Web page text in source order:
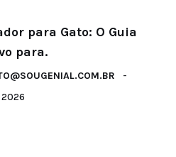
para Gato: O Guia
para.
2026